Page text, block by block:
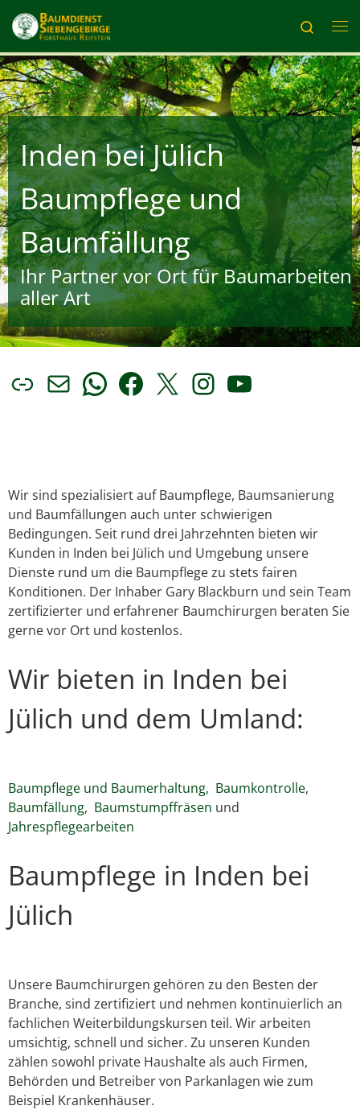
Zum Inhalt springen
Search
Inden bei Jülich
Baumpflege und
Baumfällung
Ihr Partner vor Ort für Baumarbeiten
aller Art
LinkE-Mail
WhatsApp
Facebook
X Instagram
YouTube
Wir sind spezialisiert auf Baumpflege, Baumsanierung
und Baumfällungen auch unter schwierigen
Bedingungen. Seit rund drei Jahrzehnten bieten wir
Kunden in Inden bei Jülich und Umgebung unsere
Dienste rund um die Baumpflege zu stets fairen
Konditionen. Der Inhaber Gary Blackburn und sein Team
zertifizierter und erfahrener Baumchirurgen beraten Sie
gerne vor Ort und kostenlos.
Wir bieten in Inden bei
Jülich und dem Umland:
Baumpflege und Baumerhaltung, Baumkontrolle,
Baumfällung, Baumstumpffräsen und
Jahrespflegearbeiten
Baumpflege in Inden bei
Jülich
Unsere Baumchirurgen gehören zu den Besten der
Branche, sind zertifiziert und nehmen kontinuierlich an
fachlichen Weiterbildungskursen teil. Wir arbeiten
umsichtig, schnell und sicher. Zu unseren Kunden
zählen sowohl private Haushalte als auch Firmen,
Behörden und Betreiber von Parkanlagen wie zum
Beispiel Krankenhäuser.